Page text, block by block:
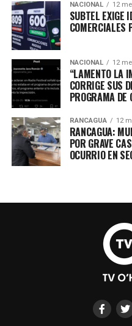
NACIONAL 12
SUBTEL EXIGE
COMERCIALES
NACIONAL 12
“LAMENTO LA
CORRIGE SUS
PROGRAMA DE
RANCAGUA 12
RANCAGUA:
POR GRAVE
OCURRIO EN